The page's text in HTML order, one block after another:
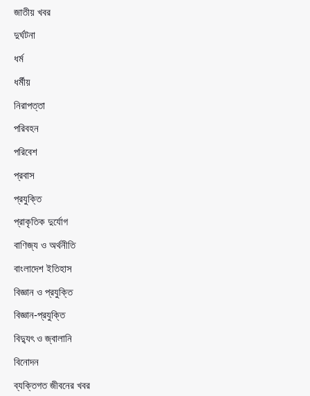
জাতীয় খবর
দুর্ঘটনা
ধর্ম
ধর্মীয়
নিরাপত্তা
পরিবহন
পরিবেশ
প্রবাস
প্রযুক্তি
প্রাকৃতিক দুর্যোগ
বাণিজ্য ও অর্থনীতি
বাংলাদেশ ইতিহাস
বিজ্ঞান ও প্রযুক্তি
বিজ্ঞান-প্রযুক্তি
বিদ্যুৎ ও জ্বালানি
বিনোদন
ব্যক্তিগত জীবনের খবর